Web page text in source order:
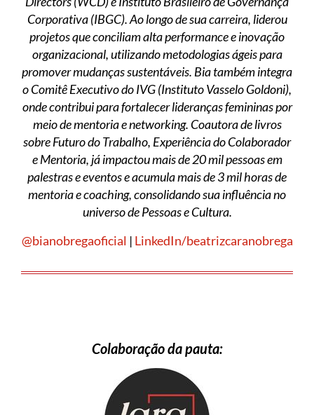
Corporativa (IBGC). Ao longo de sua carreira, liderou
projetos que conciliam alta performance e inovação
organizacional, utilizando metodologias ágeis para
promover mudanças sustentáveis. Bia também integra
o Comitê Executivo do IVG (Instituto Vasselo Goldoni),
onde contribui para fortalecer lideranças femininas por
meio de mentoria e networking. Coautora de livros
sobre Futuro do Trabalho, Experiência do Colaborador
e Mentoria, já impactou mais de 20 mil pessoas em
palestras e eventos e acumula mais de 3 mil horas de
mentoria e coaching, consolidando sua influência no
universo de Pessoas e Cultura.
@bianobregaoficial | LinkedIn/beatrizcaranobrega
Colaboração da pauta: